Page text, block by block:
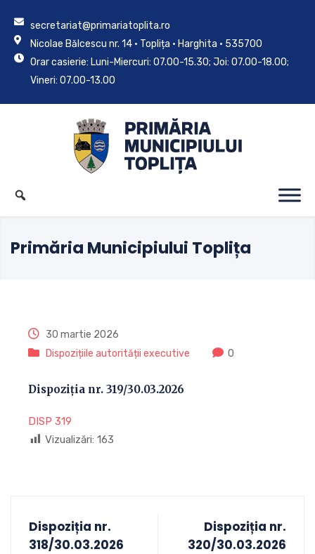
secretariat@primariatoplita.ro
Nicolae Bălcescu nr. 14 • Toplița • Harghita • 535700
Orar casierie: Luni-Miercuri: 07.00-15.30; Joi: 07.00-18.00;
Vineri: 07.00-13.00
Primăria Municipiului Toplița
30 martie 2026
Dispozițiile autorității executive
0
Dispoziția nr. 319/30.03.2026
DISP 319
Vizualizări: 163
Dispoziția nr.
318/30.03.2026
Dispoziția nr.
320/30.03.2026